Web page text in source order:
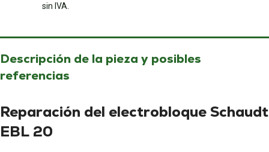
sin IVA.
Descripción de la pieza y posibles
referencias
Reparación del electrobloque Schaudt
EBL 20